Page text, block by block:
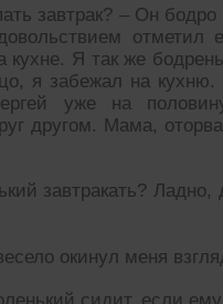
завтрак? – Он бодро
отметил
кухне. Я так же
я забежал на
уже на
другом. Мама,
завтракать?
окинул меня